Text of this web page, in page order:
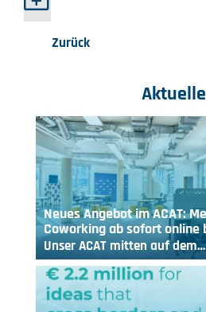
Zurück
Neues Angebot im ACAT:
Coworking ab sofort online
Unser ACAT mitten auf dem…